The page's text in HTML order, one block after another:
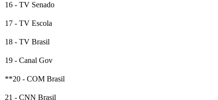
16 - TV Senado
17 - TV Escola
18 - TV Brasil
19 - Canal Gov
**20 - COM Brasil
21 - CNN Brasil